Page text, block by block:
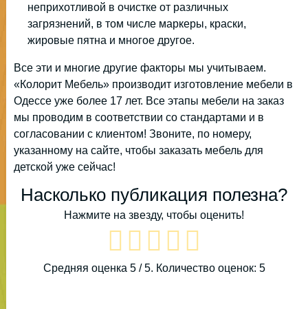
неприхотливой в очистке от различных
загрязнений, в том числе маркеры, краски,
жировые пятна и многое другое.
Все эти и многие другие факторы мы учитываем.
«Колорит Мебель» производит изготовление мебели в
Одессе уже более 17 лет. Все этапы мебели на заказ
мы проводим в соответствии со стандартами и в
согласовании с клиентом! Звоните, по номеру,
указанному на сайте, чтобы заказать мебель для
детской уже сейчас!
Насколько публикация полезна?
Нажмите на звезду, чтобы оценить!
Средняя оценка 5/ 5. Количество оценок: 5